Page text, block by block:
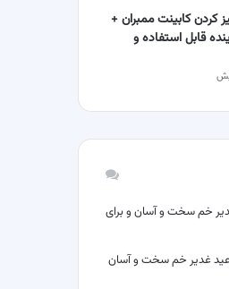
کردن کابینت ممبران +
قابل استفاده و
غدیر خم سخت و آسان و برای
عید غدیر خم سخت و آسان